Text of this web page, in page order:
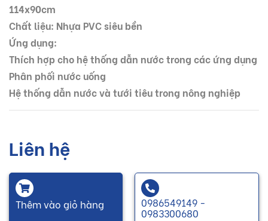
114x90cm
Chất liệu: Nhựa PVC siêu bền
Ứng dụng:
Thích hợp cho hệ thống dẫn nước trong các ứng dụng
Phân phối nước uống
Hệ thống dẫn nước và tưới tiêu trong nông nghiệp
Liên hệ
Thêm vào giỏ hàng 0986549149 -
0983300680